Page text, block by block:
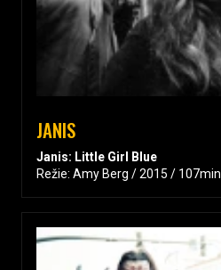
JANIS
Janis: Little Girl Blue
Režie: Amy Berg / 2015 / 107min